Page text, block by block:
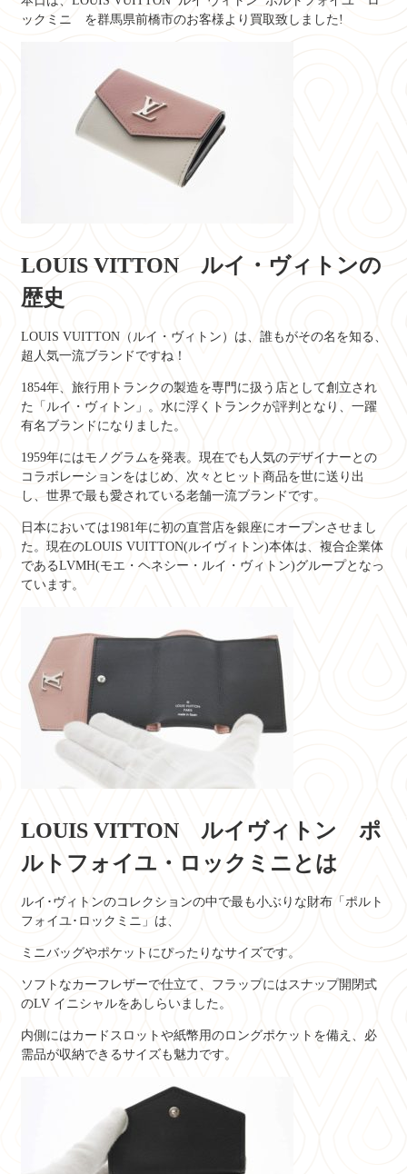
ックミニ を群馬県前橋市のお客様より買取致しました!
LOUIS VITTON ルイ・ヴィトンの
歴史
LOUIS VUITTON（ルイ・ヴィトン）は、誰もがその名を知る、
超人気一流ブランドですね！
1854年、旅行用トランクの製造を専門に扱う店として創立され
た「ルイ・ヴィトン」。水に浮くトランクが評判となり、一躍
有名ブランドになりました。
1959年にはモノグラムを発表。現在でも人気のデザイナーとの
コラボレーションをはじめ、次々とヒット商品を世に送り出
し、世界で最も愛されている老舗一流ブランドです。
日本においては1981年に初の直営店を銀座にオープンさせまし
た。現在のLOUIS VUITTON(ルイヴィトン)本体は、複合企業体
であるLVMH(モエ・ヘネシー・ルイ・ヴィトン)グループとなっ
ています。
LOUIS VITTON ルイヴィトン ポ
ルトフォイユ・ロックミニとは
ルイ･ヴィトンのコレクションの中で最も小ぶりな財布「ポルト
フォイユ･ロックミニ」は、
ミニバッグやポケットにぴったりなサイズです。
ソフトなカーフレザーで仕立て、フラップにはスナップ開閉式
のLV イニシャルをあしらいました。
内側にはカードスロットや紙幣用のロングポケットを備え、必
需品が収納できるサイズも魅力です。